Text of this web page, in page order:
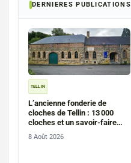
DERNIERES PUBLICATIONS
TELLIN
L’ancienne fonderie de
cloches de Tellin : 13 000
cloches et un savoir-faire
unique
8 Août 2026